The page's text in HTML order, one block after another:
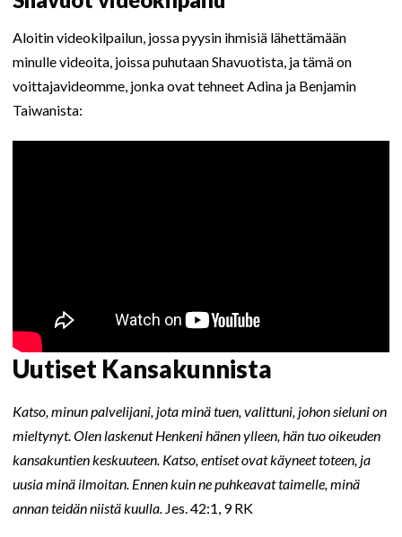
Aloitin videokilpailun, jossa pyysin ihmisiä lähettämään
minulle videoita, joissa puhutaan Shavuotista, ja tämä on
voittajavideomme, jonka ovat tehneet Adina ja Benjamin
Taiwanista:
Uutiset Kansakunnista
Katso, minun palvelijani, jota minä tuen, valittuni, johon sieluni on
mieltynyt. Olen laskenut Henkeni hänen ylleen, hän tuo oikeuden
kansakuntien keskuuteen. Katso, entiset ovat käyneet toteen, ja
uusia minä ilmoitan. Ennen kuin ne puhkeavat taimelle, minä
annan teidän niistä kuulla. Jes. 42:1, 9 RK